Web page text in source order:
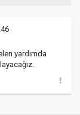
yardımda